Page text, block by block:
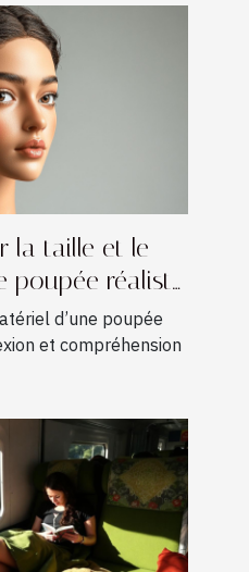
la taille et le
poupée réaliste
d’une poupée
et compréhension